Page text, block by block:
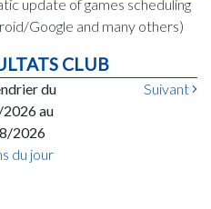
update of games scheduling
Google and many others)
CLUB
du
au
2026
Suivant
du jour